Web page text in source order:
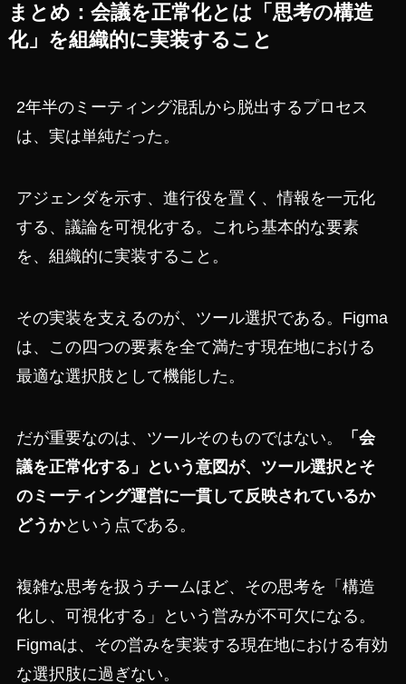
まとめ：会議を正常化とは「思考の構造
化」を組織的に実装すること
2年半のミーティング混乱から脱出するプロセス
は、実は単純だった。
アジェンダを示す、進行役を置く、情報を一元化
する、議論を可視化する。これら基本的な要素
を、組織的に実装すること。
その実装を支えるのが、ツール選択である。Figma
は、この四つの要素を全て満たす現在地における
最適な選択肢として機能した。
だが重要なのは、ツールそのものではない。
「会
議を正常化する」という意図が、ツール選択とそ
のミーティング運営に一貫して反映されているか
どうかという点である。
複雑な思考を扱うチームほど、その思考を「構造
化し、可視化する」という営みが不可欠になる。
Figmaは、その営みを実装する現在地における有効
な選択肢に過ぎない。